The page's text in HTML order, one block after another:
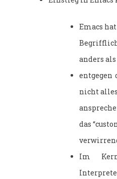
Emacs
anders
entgegen
nicht alles
das
Im